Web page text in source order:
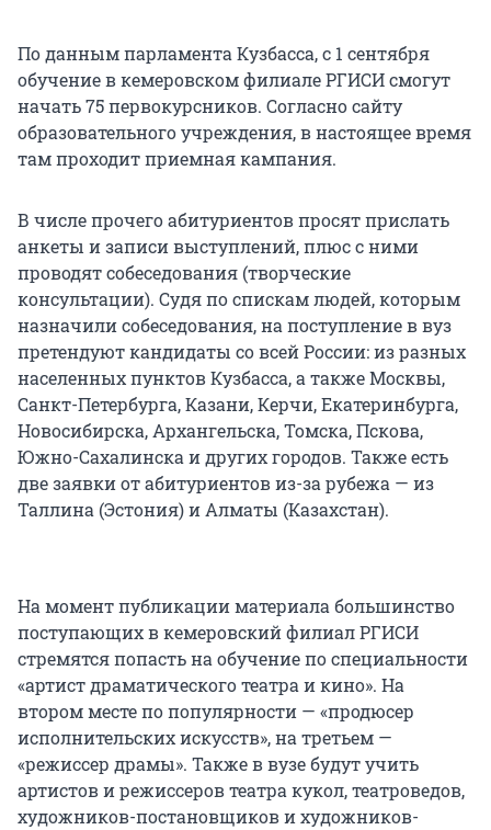
По данным парламента Кузбасса, с 1 сентября
обучение в кемеровском филиале РГИСИ смогут
начать 75 первокурсников. Согласно сайту
образовательного учреждения, в настоящее время
там проходит приемная кампания.
В числе прочего абитуриентов просят прислать
анкеты и записи выступлений, плюс с ними
проводят собеседования (творческие
консультации). Судя по спискам людей, которым
назначили собеседования, на поступление в вуз
претендуют кандидаты со всей России: из разных
населенных пунктов Кузбасса, а также Москвы,
Санкт-Петербурга, Казани, Керчи, Екатеринбурга,
Новосибирска, Архангельска, Томска, Пскова,
Южно-Сахалинска и других городов. Также есть
две заявки от абитуриентов из-за рубежа — из
Таллина (Эстония) и Алматы (Казахстан).
На момент публикации материала большинство
поступающих в кемеровский филиал РГИСИ
стремятся попасть на обучение по специальности
«артист драматического театра и кино». На
втором месте по популярности — «продюсер
исполнительских искусств», на третьем —
«режиссер драмы». Также в вузе будут учить
артистов и режиссеров театра кукол, театроведов,
художников-постановщиков и художников-